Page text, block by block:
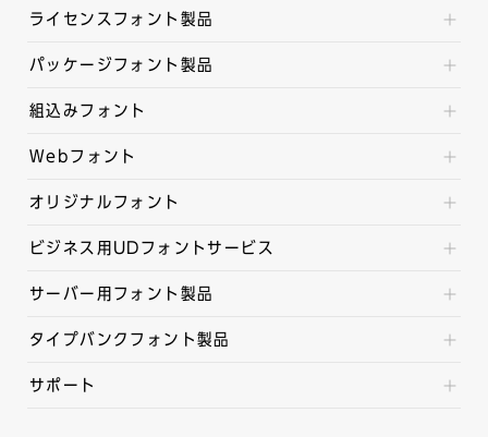
ライセンスフォント製品
パッケージフォント製品
組込みフォント
Webフォント
オリジナルフォント
ビジネス用UDフォントサービス
サーバー用フォント製品
タイプバンクフォント製品
サポート